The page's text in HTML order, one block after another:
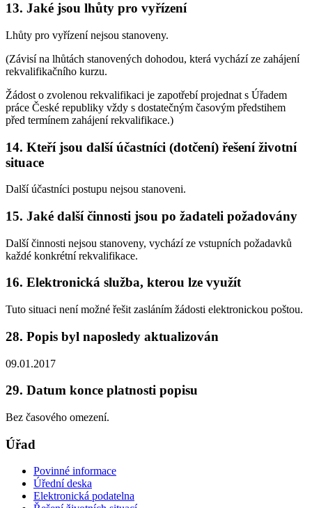
13. Jaké jsou lhůty pro vyřízení
Lhůty pro vyřízení nejsou stanoveny.
(Závisí na lhůtách stanovených dohodou, která vychází ze zahájení
rekvalifikačního kurzu.
Žádost o zvolenou rekvalifikaci je zapotřebí projednat s Úřadem
práce České republiky vždy s dostatečným časovým předstihem
před termínem zahájení rekvalifikace.)
14. Kteří jsou další účastníci (dotčení) řešení životní
situace
Další účastníci postupu nejsou stanoveni.
15. Jaké další činnosti jsou po žadateli požadovány
Další činnosti nejsou stanoveny, vychází ze vstupních požadavků
každé konkrétní rekvalifikace.
16. Elektronická služba, kterou lze využít
Tuto situaci není možné řešit zasláním žádosti elektronickou poštou.
28. Popis byl naposledy aktualizován
09.01.2017
29. Datum konce platnosti popisu
Bez časového omezení.
Úřad
Povinné informace
Úřední deska
Elektronická podatelna